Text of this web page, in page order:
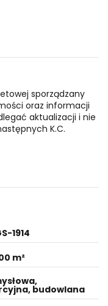
sporządzany
oraz informacji
aktualizacji i nie
K.C.
1914
m²
budowlana